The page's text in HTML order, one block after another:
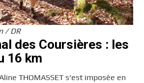
/ DR
des Coursières : les
16 km
THOMASSET s’est imposée en